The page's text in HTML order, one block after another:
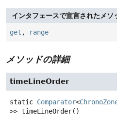
インタフェースで宣言されたメソ
get , range
メソッドの詳細
timeLineOrder
static Comparator<
>> timeLineOrder()